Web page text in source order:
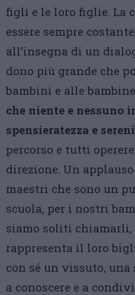
figli e le loro figlie. La
essere sempre
all’insegna di un
dono più grande che
bambini e alle
che niente e nessuno
spensieratezza e
percorso e tutti
direzione. Un
maestri che sono un
scuola, per i nostri
siamo soliti chiamarli,
rappresenta il loro
con sé un vissuto,
a conoscere e a